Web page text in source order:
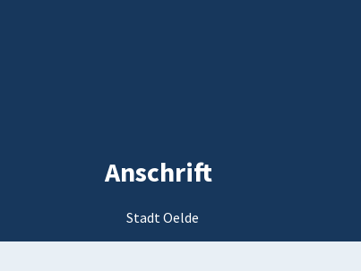
Anschrift
Stadt Oelde